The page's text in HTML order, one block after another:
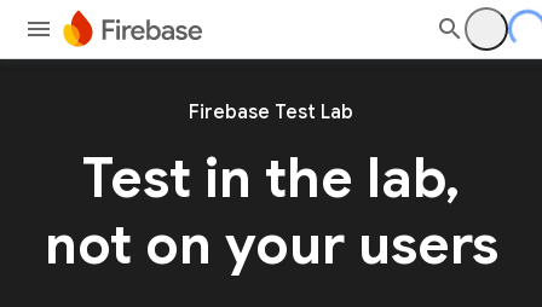
Firebase Test Lab
Test in the lab,
not on your users